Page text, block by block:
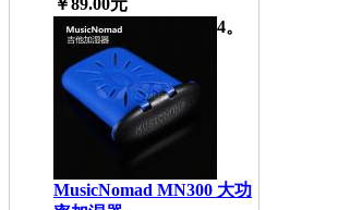
￥89.00元
4。
MusicNomad MN300 大功